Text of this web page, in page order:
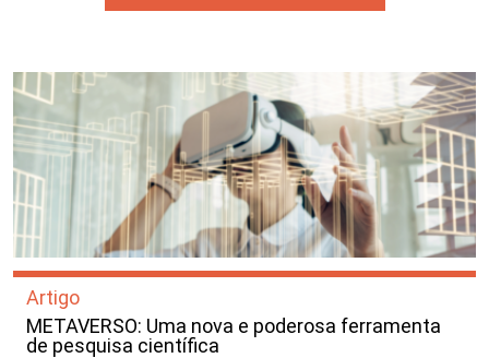
Artigo
METAVERSO: Uma nova e poderosa ferramenta
de pesquisa científica